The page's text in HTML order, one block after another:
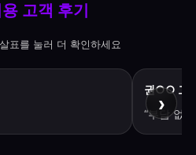
고객 후기
표를 눌러 더 확인하세요
권○○ 고
“부담 없
›